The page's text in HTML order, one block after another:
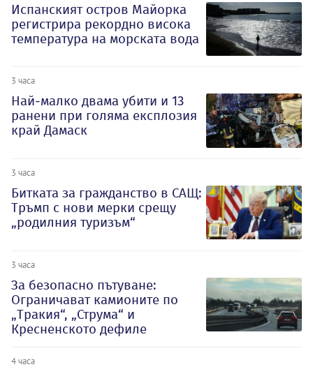
Испанският остров Майорка
регистрира рекордно висока
температура на морската вода
3 часа
Най-малко двама убити и 13
ранени при голяма експлозия
край Дамаск
3 часа
Битката за гражданство в САЩ:
Тръмп с нови мерки срещу
„родилния туризъм“
3 часа
За безопасно пътуване:
Ограничават камионите по
„Тракия“, „Струма“ и
Кресненското дефиле
4 часа